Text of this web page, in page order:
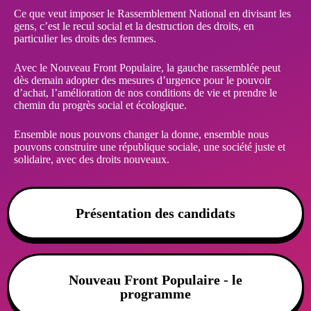
Ce que veut imposer le Rassemblement National en divisant les
gens, c’est le recul social et la destruction des droits, en
particulier les droits des femmes.
Avec le Nouveau Front Populaire, la gauche rassemblée peut
dès demain adopter des mesures d’urgence pour le pouvoir
d’achat, l’amélioration de nos conditions de vie et prendre le
chemin du progrès social et écologique.
Ensemble nous pouvons changer la donne, ensemble nous
pouvons construire une république sociale, une société juste et
solidaire, avec des droits nouveaux.
Présentation des candidats
Nouveau Front Populaire - le
programme